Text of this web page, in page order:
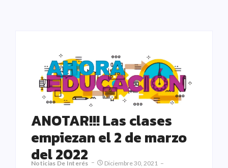
ANOTAR!!! Las clases
empiezan el 2 de marzo
del 2022
Noticias De Interés
Diciembre 30, 2021